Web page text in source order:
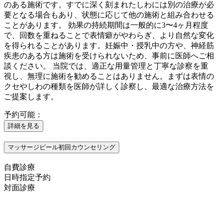
のある施術です。すでに深く刻まれたしわには別の治療が必
要となる場合もあり、状態に応じて他の施術と組み合わせる
ことがあります。 効果の持続期間は一般的に3〜4ヶ月程度
で、回数を重ねることで表情癖がやわらぎ、より自然な変化
を得られることがあります。妊娠中・授乳中の方や、神経筋
疾患のある方は施術を受けられないため、事前に医師へご相
談ください。 当院では、適正な用量管理と丁寧な診察を重
視し、無理に施術を勧めることはありません。まずは表情の
クセやしわの種類を医師が詳しく診察し、最適な治療方法を
ご提案します。
予約可能：
詳細を見る
マッサージピール初回カウンセリング
自費診療
日時指定予約
対面診療